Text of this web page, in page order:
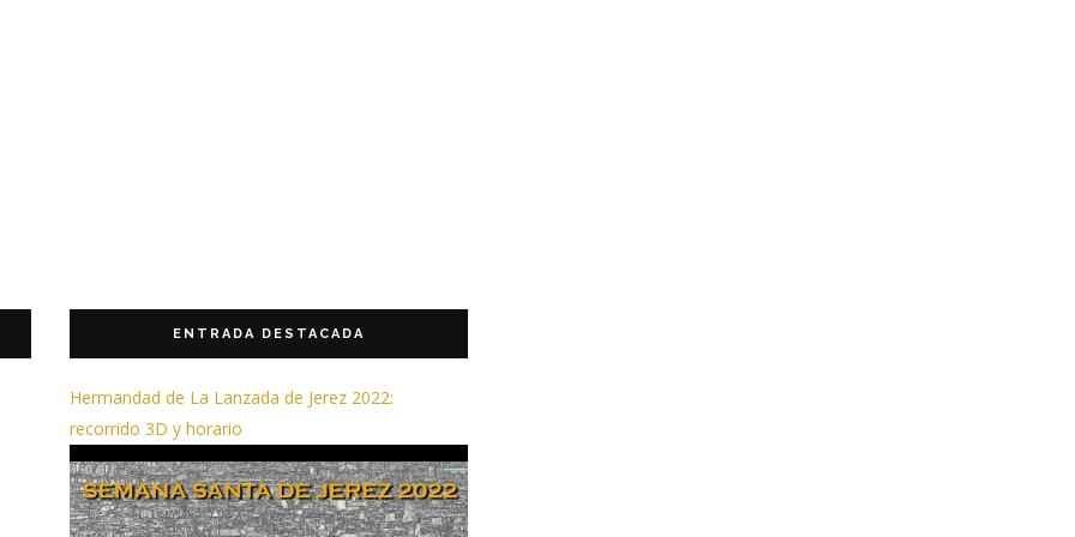
ENTRADA DESTACADA
Hermandad de La Lanzada de Jerez 2022:
recorrido 3D y horario